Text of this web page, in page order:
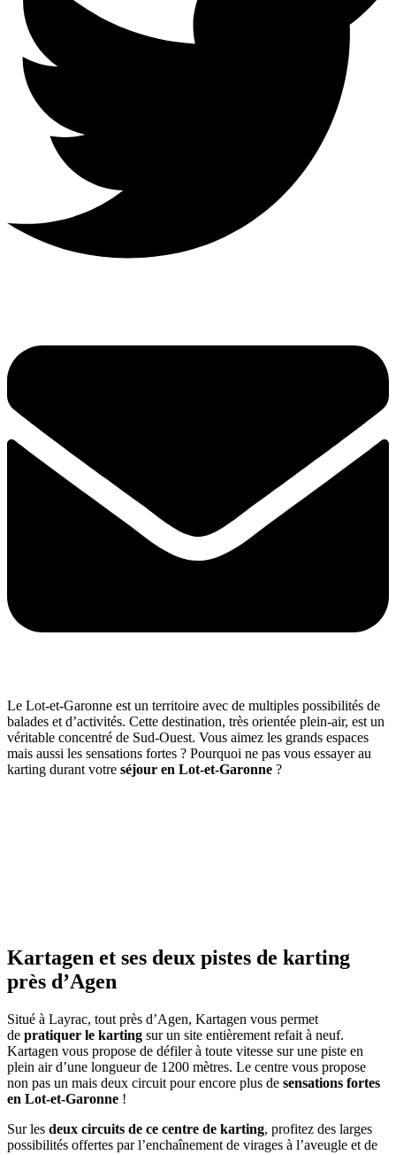
Le Lot-et-Garonne est un territoire avec de multiples possibilités de
balades et d’activités. Cette destination, très orientée plein-air, est un
véritable concentré de Sud-Ouest. Vous aimez les grands espaces
mais aussi les sensations fortes ? Pourquoi ne pas vous essayer au
karting durant votre séjour en Lot-et-Garonne ?
Kartagen et ses deux pistes de karting
près d’Agen
Situé à Layrac, tout près d’Agen, Kartagen vous permet
de pratiquer le karting sur un site entièrement refait à neuf.
Kartagen vous propose de défiler à toute vitesse sur une piste en
plein air d’une longueur de 1200 mètres. Le centre vous propose
non pas un mais deux circuit pour encore plus de sensations fortes
en Lot-et-Garonne !
Sur les deux circuits de ce centre de karting, profitez des larges
possibilités offertes par l’enchaînement de virages à l’aveugle et de